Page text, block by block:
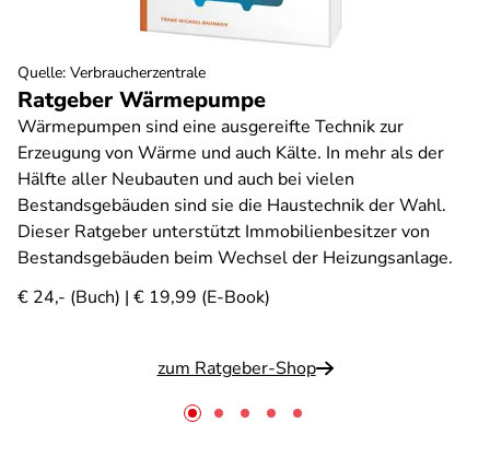
Ratgeber Wärmepumpe
Wärmepumpen sind eine ausgereifte Technik zur
Erzeugung von Wärme und auch Kälte. In mehr als der
Hälfte aller Neubauten und auch bei vielen
Bestandsgebäuden sind sie die Haustechnik der Wahl.
Dieser Ratgeber unterstützt Immobilienbesitzer von
Bestandsgebäuden beim Wechsel der Heizungsanlage.
€ 24,- (Buch) | € 19,99 (E-Book)
zum Ratgeber-Shop
Quelle: Verbraucherzentrale